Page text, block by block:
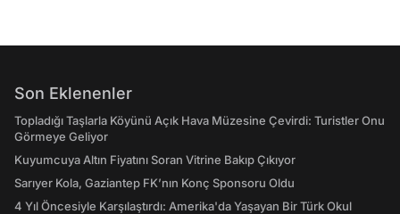
Son Eklenenler
Topladığı Taşlarla Köyünü Açık Hava Müzesine Çevirdi: Turistler Onu
Görmeye Geliyor
Kuyumcuya Altın Fiyatını Soran Vitrine Bakıp Çıkıyor
Sarıyer Kola, Gaziantep FK’nın Konç Sponsoru Oldu
4 Yıl Öncesiyle Karşılaştırdı: Amerika'da Yaşayan Bir Türk Okul